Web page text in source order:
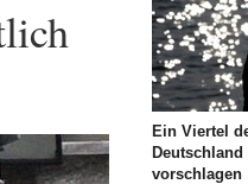
Ein Viertel
vorschlagen